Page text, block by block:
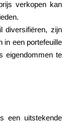
verkopen kan
diversifiëren, zijn
in een portefeuille
eigendommen te
een uitstekende